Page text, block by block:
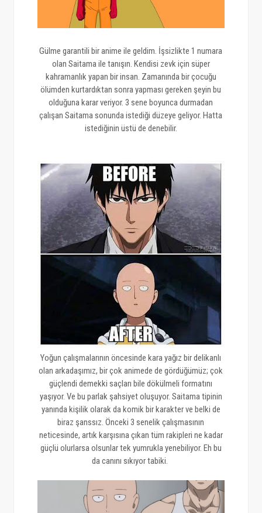
Gülme garantili bir anime ile geldim. İşsizlikte 1 numara
olan Saitama ile tanışın. Kendisi zevk için süper
kahramanlık yapan bir insan. Zamanında bir çocuğu
ölümden kurtardıktan sonra yapması gereken şeyin bu
olduğuna karar veriyor. 3 sene boyunca durmadan
çalışan Saitama sonunda istediği düzeye geliyor. Hatta
istediğinin üstü de denebilir.
Yoğun çalışmalarının öncesinde kara yağız bir delikanlı
olan arkadaşımız, bir çok animede de gördüğümüz; çok
güçlendi demekki saçları bile dökülmeli formatını
yaşıyor. Ve bu parlak şahsiyet oluşuyor. Saitama tipinin
yanında kişilik olarak da komik bir karakter ve belki de
biraz şanssız. Önceki 3 senelik çalışmasının
neticesinde, artık karşısına çıkan tüm rakipleri ne kadar
güçlü olurlarsa olsunlar tek yumrukla yenebiliyor. Eh bu
da canını sıkıyor tabiki.